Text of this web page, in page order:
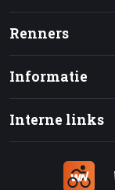
Renners
Informatie
Interne links